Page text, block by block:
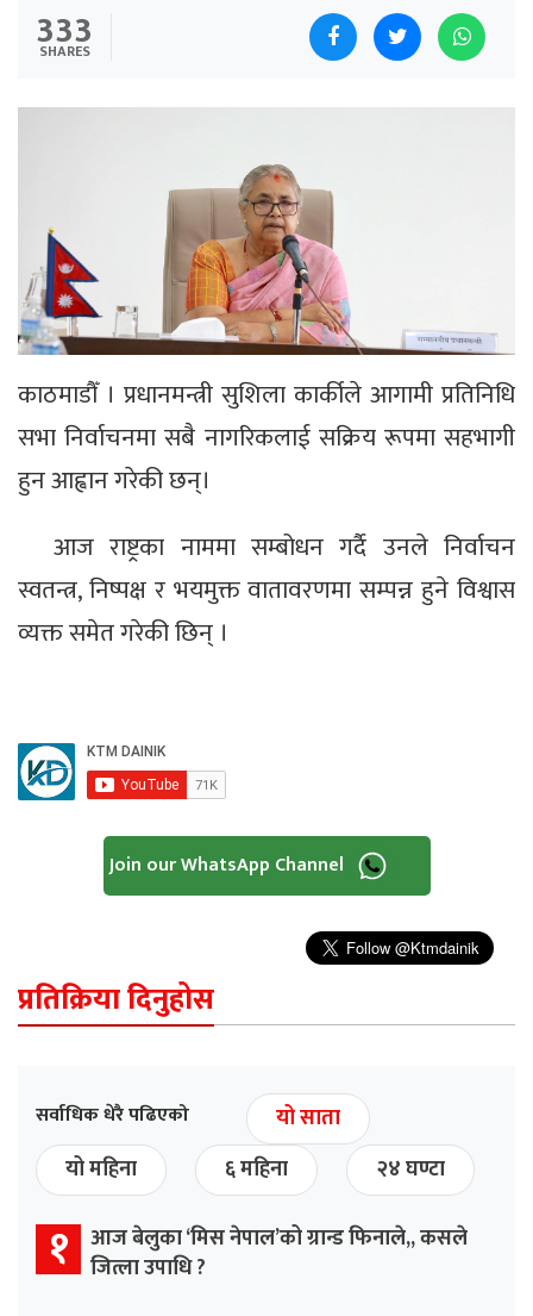
333
SHARES
काठमाडौँ । प्रधानमन्त्री सुशिला कार्कीले आगामी प्रतिनिधि
सभा निर्वाचनमा सबै नागरिकलाई सक्रिय रूपमा सहभागी
हुन आह्वान गरेकी छन्।
आज राष्ट्रका नाममा सम्बोधन गर्दै उनले निर्वाचन
स्वतन्त्र, निष्पक्ष र भयमुक्त वातावरणमा सम्पन्न हुने विश्वास
व्यक्त समेत गरेकी छिन् ।
Join our WhatsApp Channel
प्रतिक्रिया दिनुहोस
सर्वाधिक धेरै पढिएको
यो साता
यो महिना
६ महिना २४ घण्टा
१ आज बेलुका ‘मिस नेपाल’को ग्रान्ड फिनाले,, कसले
जित्ला उपाधि ?